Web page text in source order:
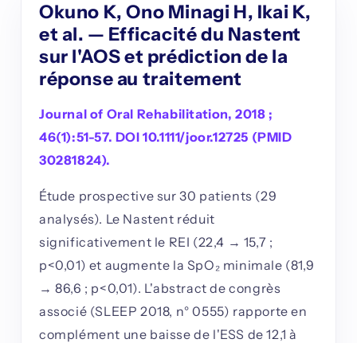
Okuno K, Ono Minagi H, Ikai K,
et al. — Efficacité du Nastent
sur l'AOS et prédiction de la
réponse au traitement
Journal of Oral Rehabilitation, 2018 ;
46(1):51-57. DOI 10.1111/joor.12725 (PMID
30281824).
Étude prospective sur 30 patients (29
analysés). Le Nastent réduit
significativement le REI (22,4 → 15,7 ;
p<0,01) et augmente la SpO₂ minimale (81,9
→ 86,6 ; p<0,01). L'abstract de congrès
associé (SLEEP 2018, n° 0555) rapporte en
complément une baisse de l'ESS de 12,1 à